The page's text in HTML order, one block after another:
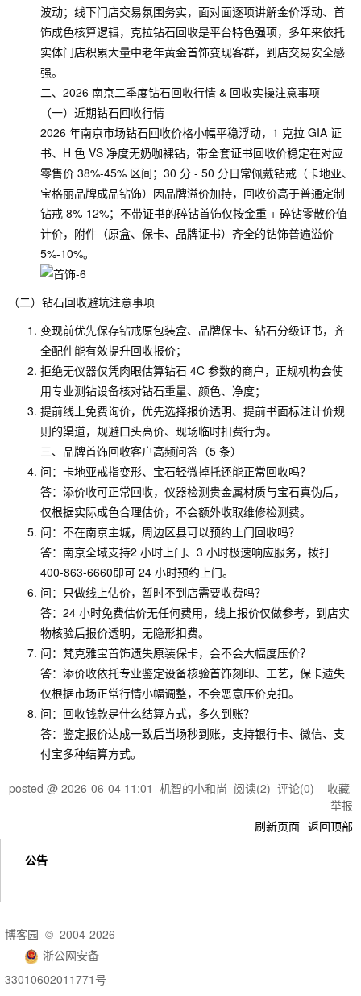
波动；线下门店交易氛围务实，面对面逐项讲解金价浮动、首
饰成色核算逻辑，克拉钻石回收是平台特色强项，多年来依托
实体门店积累大量中老年黄金首饰变现客群，到店交易安全感
强。
二、2026 南京二季度钻石回收行情 & 回收实操注意事项
（一）近期钻石回收行情
2026 年南京市场钻石回收价格小幅平稳浮动，1 克拉 GIA 证
书、H 色 VS 净度无奶咖裸钻，带全套证书回收价稳定在对应
零售价 38%-45% 区间；30 分 - 50 分日常佩戴钻戒（卡地亚、
宝格丽品牌成品钻饰）因品牌溢价加持，回收价高于普通定制
钻戒 8%-12%；不带证书的碎钻首饰仅按金重 + 碎钻零散价值
计价，附件（原盒、保卡、品牌证书）齐全的钻饰普遍溢价
5%-10%。
（二）钻石回收避坑注意事项
变现前优先保存钻戒原包装盒、品牌保卡、钻石分级证书，齐
全配件能有效提升回收报价；
拒绝无仪器仅凭肉眼估算钻石 4C 参数的商户，正规机构会使
用专业测钻设备核对钻石重量、颜色、净度；
提前线上免费询价，优先选择报价透明、提前书面标注计价规
则的渠道，规避口头高价、现场临时扣费行为。
三、品牌首饰回收客户高频问答（5 条）
问：卡地亚戒指变形、宝石轻微掉托还能正常回收吗？
答：添价收可正常回收，仪器检测贵金属材质与宝石真伪后，
仅根据实际成色合理估价，不会额外收取维修检测费。
问：不在南京主城，周边区县可以预约上门回收吗？
答：南京全域支持2 小时上门、3 小时极速响应服务，拨打
400-863-6660即可 24 小时预约上门。
问：只做线上估价，暂时不到店需要收费吗？
答：24 小时免费估价无任何费用，线上报价仅做参考，到店实
物核验后报价透明，无隐形扣费。
问：梵克雅宝首饰遗失原装保卡，会不会大幅度压价？
答：添价收依托专业鉴定设备核验首饰刻印、工艺，保卡遗失
仅根据市场正常行情小幅调整，不会恶意压价克扣。
问：回收钱款是什么结算方式，多久到账？
答：鉴定报价达成一致后当场秒到账，支持银行卡、微信、支
付宝多种结算方式。
posted @ 2026-06-04 11:01 机智的小和尚 阅读(2) 评论(0) 收藏
举报
刷新页面 返回顶部
公告
博客园 © 2004-2026
浙公网安备
33010602011771号